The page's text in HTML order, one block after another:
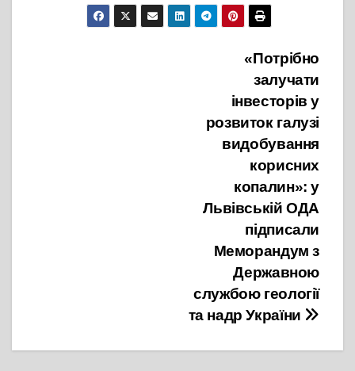
«Потрібно
залучати
інвесторів у
розвиток галузі
видобування
корисних
копалин»: у
Львівській ОДА
підписали
Меморандум з
Державною
службою геології
та надр України